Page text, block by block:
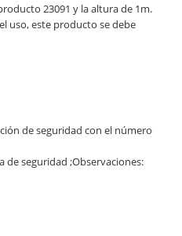
23091 y la altura de 1m.
uso, este producto se debe
de seguridad con el número
seguridad ;Observaciones: